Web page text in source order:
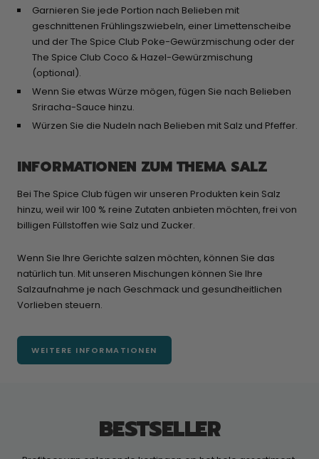
Garnieren Sie jede Portion nach Belieben mit
geschnittenen Frühlingszwiebeln, einer Limettenscheibe
und der The Spice Club Poke-Gewürzmischung oder der
The Spice Club Coco & Hazel-Gewürzmischung
(optional).
Wenn Sie etwas Würze mögen, fügen Sie nach Belieben
Sriracha-Sauce hinzu.
Würzen Sie die Nudeln nach Belieben mit Salz und Pfeffer.
INFORMATIONEN ZUM THEMA SALZ
Bei The Spice Club fügen wir unseren Produkten kein Salz
hinzu, weil wir 100 % reine Zutaten anbieten möchten, frei von
billigen Füllstoffen wie Salz und Zucker.
Wenn Sie Ihre Gerichte salzen möchten, können Sie das
natürlich tun. Mit unseren Mischungen können Sie Ihre
Salzaufnahme je nach Geschmack und gesundheitlichen
Vorlieben steuern.
WEITERE INFORMATIONEN
BESTSELLER